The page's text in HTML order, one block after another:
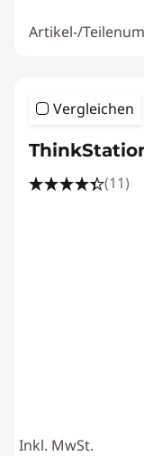
Artikel-/
Vergleichen
(11)
Inkl. MwSt.